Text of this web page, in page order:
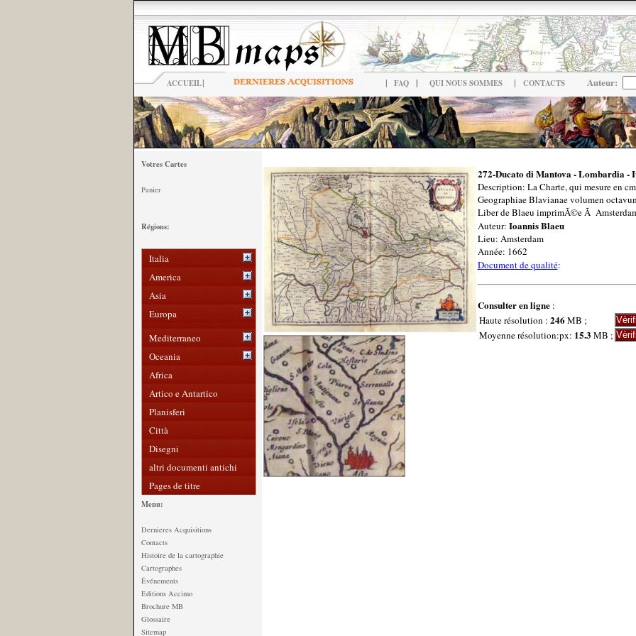
ACCUEIL| | FAQ | QUI NOUS SOMMES | CONTACTS Auteur:
Votres Cartes
Panier
Régions:
Italia
America
Asia
Europa
Mediterraneo
Oceania
Africa
Artico e Antartico
Planisferi
Città
Disegni
altri documenti antichi
Pages de titre
Menu:
Dernieres Acquisitions
Contacts
Histoire de la cartographie
Cartographes
Événements
Editions Accimo
Brochure MB
Glossaire
Sitemap
272-Ducato di Mantova - Lombardia -
Description: La Charte, qui mesure en
Geographiae Blavianae volumen
Liber de Blaeu imprimÃ©e Ã
Auteur: Ioannis Blaeu
Lieu: Amsterdam
Année: 1662
Document de qualité:
Consulter en ligne:
Haute résolution : 246 MB ;
Moyenne résolution:px: 15.3 MB ;